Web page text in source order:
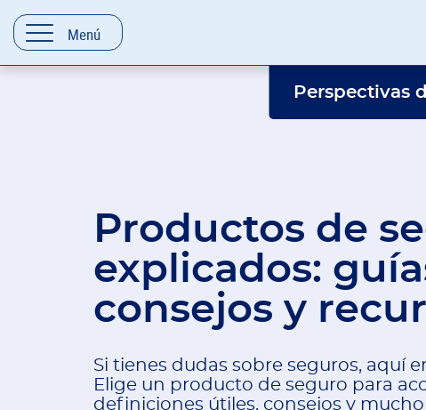
contenido
Menú
Perspectivas
Productos de
explicados:
consejos y
Si tienes dudas sobre seguros, aquí
Elige un producto de seguro para
definiciones útiles, consejos y mucho